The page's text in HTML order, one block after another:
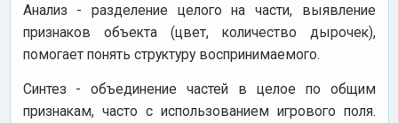
Анализ - разделение целого на части, выявление
признаков объекта (цвет, количество дырочек),
помогает понять структуру воспринимаемого.
Синтез - объединение частей в целое по общим
признакам, часто с использованием игрового поля.